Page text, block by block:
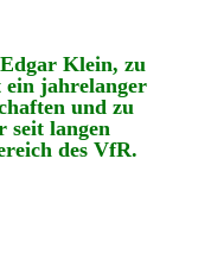
Klein, zu
ein jahrelanger
und zu
seit langen
des VfR.